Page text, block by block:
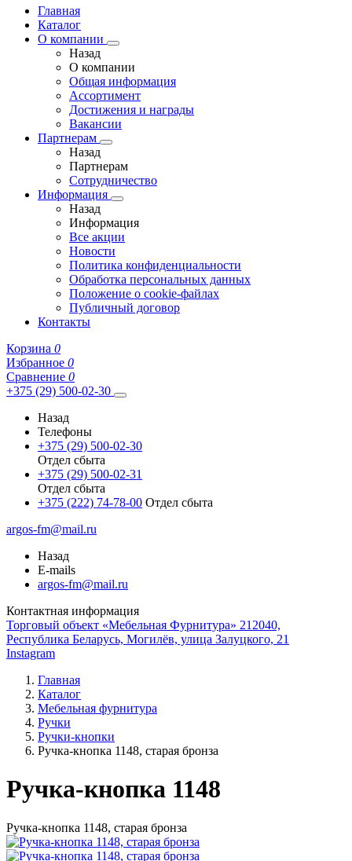
Главная
Каталог
О компании
Назад
О компании
Общая информация
Ассортимент
Достижения и награды
Вакансии
Партнерам
Назад
Партнерам
Сотрудничество
Информация
Назад
Информация
Все акции
Новости
Политика конфиденциальности
Обработка персональных данных
Положение о cookie-файлах
Публичный договор
Контакты
Корзина 0
Избранное 0
Сравнение 0
+375 (29) 500-02-30
Назад
Телефоны
+375 (29) 500-02-30
Отдел сбыта
+375 (29) 500-02-31
Отдел сбыта
+375 (222) 74-78-00 Отдел сбыта
argos-fm@mail.ru
Назад
E-mails
argos-fm@mail.ru
Контактная информация
Торговый объект «Мебельная Фурнитура» 212040,
Республика Беларусь, Могилёв, улица Залуцкого, 21
Instagram
Главная
Каталог
Мебельная фурнитура
Ручки
Ручки-кнопки
Ручка-кнопка 1148, старая бронза
Ручка-кнопка 1148
Ручка-кнопка 1148, старая бронза